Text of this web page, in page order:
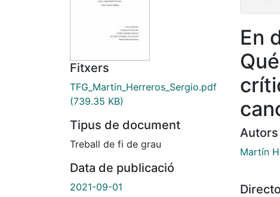
Fitxers
TFG_Martin_Herreros_Sergio.pdf
(739.35 KB)
Tipus de document
Treball de fi de grau
Data de publicació
2021-09-01
En
Autors
Martín